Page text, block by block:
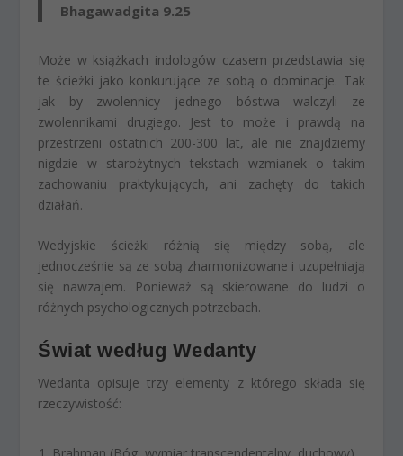
Bhagawadgita 9.25
Może w książkach indologów czasem przedstawia się
te ścieżki jako konkurujące ze sobą o dominacje. Tak
jak by zwolennicy jednego bóstwa walczyli ze
zwolennikami drugiego. Jest to może i prawdą na
przestrzeni ostatnich 200-300 lat, ale nie znajdziemy
nigdzie w starożytnych tekstach wzmianek o takim
zachowaniu praktykujących, ani zachęty do takich
działań.
Wedyjskie ścieżki różnią się między sobą, ale
jednocześnie są ze sobą zharmonizowane i uzupełniają
się nawzajem. Ponieważ są skierowane do ludzi o
różnych psychologicznych potrzebach.
Świat według Wedanty
Wedanta opisuje trzy elementy z którego składa się
rzeczywistość: